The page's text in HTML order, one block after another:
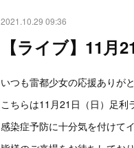
2021.10.29 09:36
【ライブ】11
いつも雷都少女の応援ありが
こちらは11月21日（日）足利
感染症予防に十分気を付けて